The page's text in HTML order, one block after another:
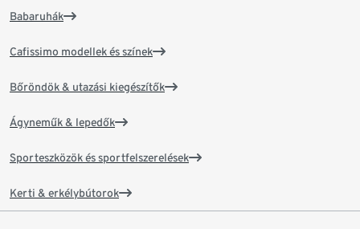
Babaruhák
Cafissimo modellek és színek
Bőröndök & utazási kiegészítők
Ágyneműk & lepedők
Sporteszközök és sportfelszerelések
Kerti & erkélybútorok